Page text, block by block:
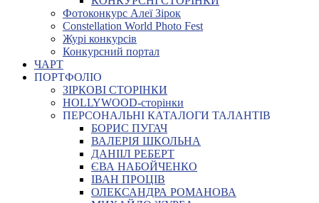
Фотоконкурс Алеї Зірок
Constellation World Photo Fest
Журі конкурсів
Конкурсний портал
ЧАРТ
ПОРТФОЛІО
ЗІРКОВІ СТОРІНКИ
HOLLYWOOD-сторінки
ПЕРСОНАЛЬНІ КАТАЛОГИ ТАЛАНТІВ
БОРИС ПУГАЧ
ВАЛЕРІЯ ШКОЛЬНА
ДАНІІЛ РЕБЕРТ
ЄВА НАБОЙЧЕНКО
ІВАН ПРОЦІВ
ОЛЕКСАНДРА РОМАНОВА